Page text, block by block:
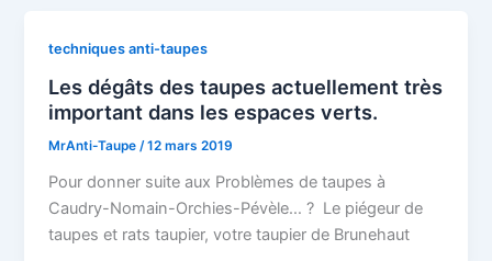
techniques anti-taupes
Les dégâts des taupes actuellement très
important dans les espaces verts.
MrAnti-Taupe/12 mars 2019
Pour donner suite aux Problèmes de taupes à
Caudry-Nomain-Orchies-Pévèle… ? Le piégeur de
taupes et rats taupier, votre taupier de Brunehaut